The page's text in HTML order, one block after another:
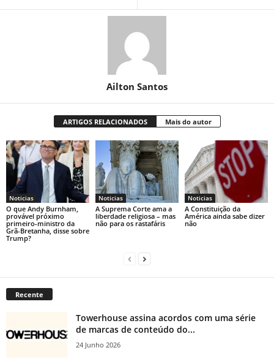
Ailton Santos
ARTIGOS RELACIONADOS Mais do autor
Noticias
O que Andy Burnham,
provável próximo
primeiro-ministro da
Grã-Bretanha, disse sobre
Trump?
Noticias
A Suprema Corte ama a
liberdade religiosa – mas
não para os rastafáris
Noticias
A Constituição da
América ainda sabe dizer
não
Recente
Towerhouse assina acordos com uma série
de marcas de conteúdo do...
24 Junho 2026